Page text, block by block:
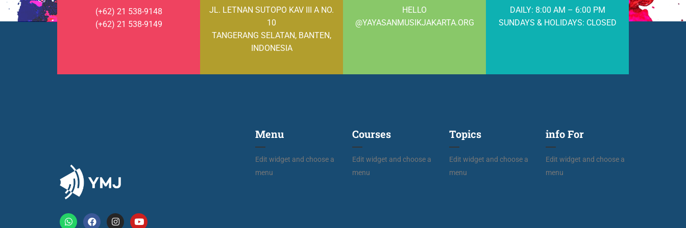
(+62) 21 538-9148
(+62) 21 538-9149
JL. LETNAN SUTOPO KAV III A NO.
10
TANGERANG SELATAN, BANTEN,
INDONESIA
HELLO
@YAYASANMUSIKJAKARTA.ORG
DAILY: 8:00 AM – 6:00 PM
SUNDAYS & HOLIDAYS: CLOSED
Menu
Edit widget and choose a
menu
Courses
Edit widget and choose a
menu
Topics
Edit widget and choose a
menu
info For
Edit widget and choose a
menu